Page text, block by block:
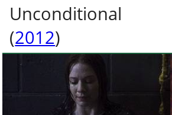
Unconditional
(2012)